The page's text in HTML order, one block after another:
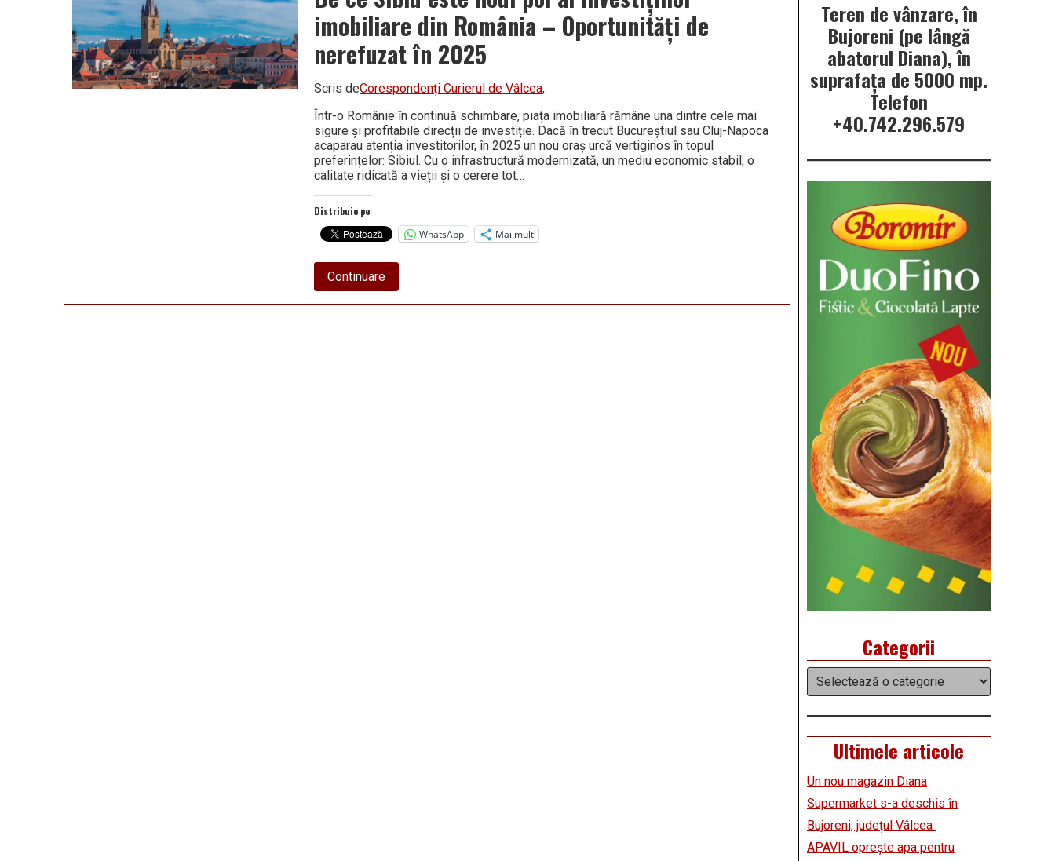
EUROPEAN
AL
ORAȘULUI
RÂMNICU
VÂLCEA
imobiliare din România – Oportunități de
nerefuzat în 2025
Scris deCorespondenți Curierul de Vâlcea,
Într-o Românie în continuă schimbare, piața imobiliară rămâne una dintre cele mai
sigure și profitabile direcții de investiție. Dacă în trecut Bucureștiul sau Cluj-Napoca
acaparau atenția investitorilor, în 2025 un nou oraș urcă vertiginos în topul
preferințelor: Sibiul. Cu o infrastructură modernizată, un mediu economic stabil, o
calitate ridicată a vieții și o cerere tot…
Distribuie pe:
WhatsApp
Mai mult
Continuareabout
De
ce
Teren de vânzare, în
Bujoreni (pe lângă
abatorul Diana), în
suprafața de 5000 mp.
Telefon
+40.742.296.579
Categorii
Categorii
Ultimele articole
Un nou magazin Diana
Supermarket s-a deschis în
Bujoreni, județul Vâlcea
APAVIL oprește apa pentru